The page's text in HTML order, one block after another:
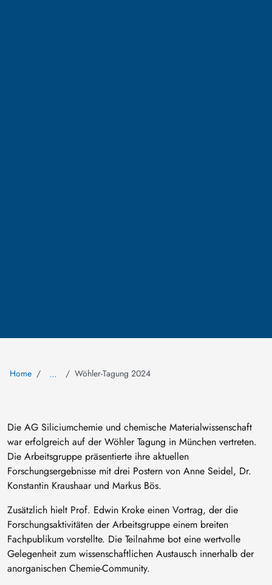
Home … Wöhler-Tagung 2024
Die AG Siliciumchemie und chemische Materialwissenschaft
war erfolgreich auf der Wöhler Tagung in München vertreten.
Die Arbeitsgruppe präsentierte ihre aktuellen
Forschungsergebnisse mit drei Postern von Anne Seidel, Dr.
Konstantin Kraushaar und Markus Bös.
Zusätzlich hielt Prof. Edwin Kroke einen Vortrag, der die
Forschungsaktivitäten der Arbeitsgruppe einem breiten
Fachpublikum vorstellte. Die Teilnahme bot eine wertvolle
Gelegenheit zum wissenschaftlichen Austausch innerhalb der
anorganischen Chemie-Community.